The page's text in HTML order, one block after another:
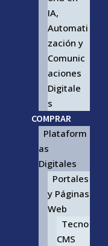
IA,
Automati
zación y
Comunic
aciones
Digitale
s
COMPRAR
Plataform
as
Digitales
Portales
y Páginas
Web
Tecno
CMS